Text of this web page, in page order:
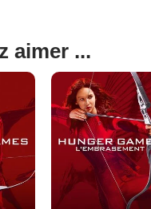
aimer ...